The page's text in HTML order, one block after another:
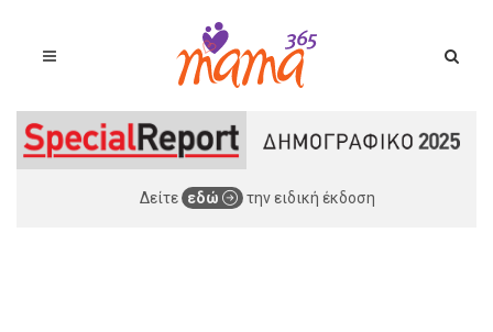
Δείτε εδώ την ειδική έκδοση